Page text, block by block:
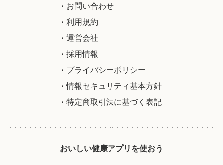
お問い合わせ
利用規約
運営会社
採用情報
プライバシーポリシー
情報セキュリティ基本方針
特定商取引法に基づく表記
おいしい健康アプリを使おう